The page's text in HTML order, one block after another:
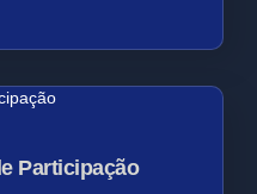
Participação